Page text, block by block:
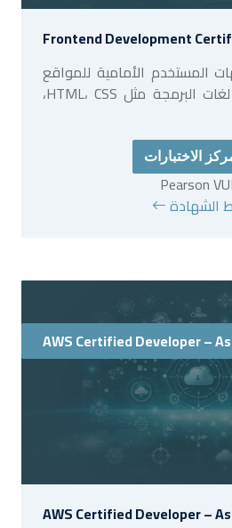
Frontend Development
المستخدم الأمامية للمواقع
والتطبيقات باستخدام لغات البرمجة مثل HTML، CSS،
الاختبارات
Pearson
الشهادة
AWS Certified Developer –
AWS Certified Developer –